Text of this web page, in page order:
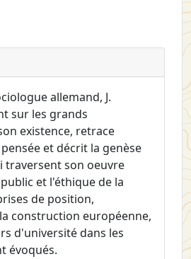
allemand, J.
sur les grands
existence, retrace
et décrit la genèse
traversent son oeuvre
et l'éthique de la
de position,
construction européenne,
d'université dans les
évoqués.